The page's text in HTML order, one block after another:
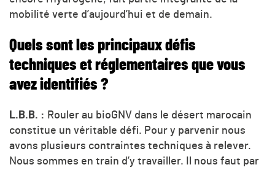
mobilité verte d’aujourd’hui et de demain.
Quels sont les principaux défis
techniques et réglementaires que vous
avez identifiés ?
L.B.B. : Rouler au bioGNV dans le désert marocain
constitue un véritable défi. Pour y parvenir nous
avons plusieurs contraintes techniques à relever.
Nous sommes en train d’y travailler. Il nous faut par